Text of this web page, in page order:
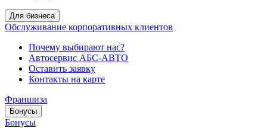
Для бизнеса
Обслуживание корпоративных клиентов
Почему выбирают нас?
Автосервис АБС-АВТО
Оставить заявку
Контакты на карте
Франшиза
Бонусы
Бонусы